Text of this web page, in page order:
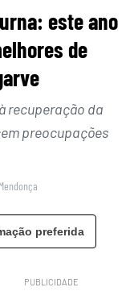
este ano
de
recuperação da
preocupações
preferida